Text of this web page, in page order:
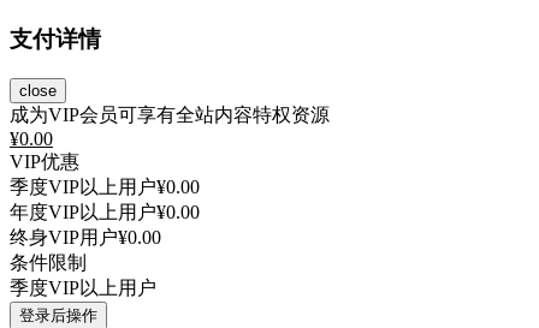
支付详情
close
成为VIP会员可享有全站内容特权资源
¥0.00
VIP优惠
季度VIP以上用户¥0.00
年度VIP以上用户¥0.00
终身VIP用户¥0.00
条件限制
季度VIP以上用户
登录后操作